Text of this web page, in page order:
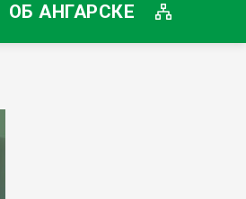
ОБ АНГАРСКЕ